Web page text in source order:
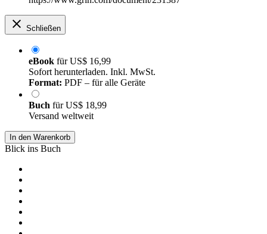
Schließen
eBook fürUS$ 16,99
Sofort herunterladen. Inkl. MwSt.
Format: PDF – für alle Geräte
Buch fürUS$ 18,99
Versand weltweit
In den Warenkorb
Blick ins Buch